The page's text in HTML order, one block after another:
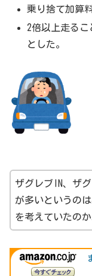
乗り捨て加算
2倍以上走る
とした。
ザグレブIN、ザ
が多いというの
を考えていたのか